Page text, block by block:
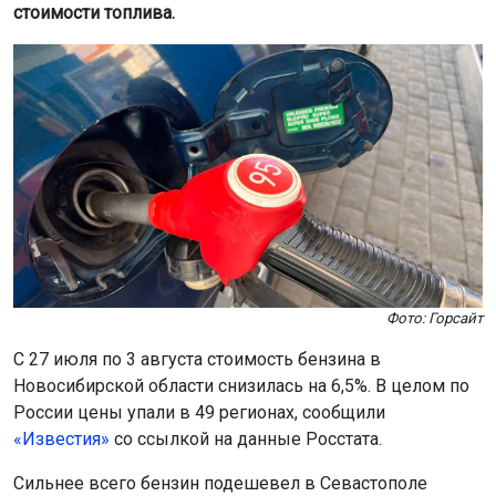
стоимости топлива.
Фото: Горсайт
С 27 июля по 3 августа стоимость бензина в
Новосибирской области снизилась на 6,5%. В целом по
России цены упали в 49 регионах, сообщили
«Известия» со ссылкой на данные Росстата.
Сильнее всего бензин подешевел в Севастополе